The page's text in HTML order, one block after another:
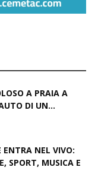
A PRAIA A
DI UN...
ENTRA NEL VIVO:
SPORT, MUSICA E